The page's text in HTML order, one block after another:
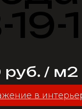
1
руб. / м2
в